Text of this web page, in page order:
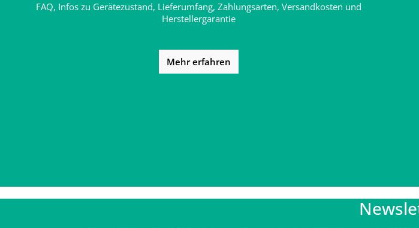
FAQ, Infos zu Gerätezustand, Lieferumfang, Zahlungsarten, Versandkosten und
Herstellergarantie
Mehr erfahren